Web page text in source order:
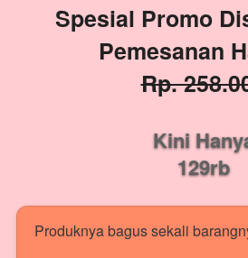
Spesial Promo
Pemesanan
Rp.
Kini
129rb
Produknya bagus sekali